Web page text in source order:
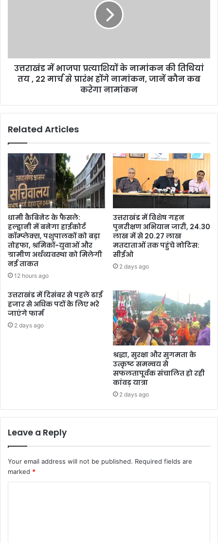
उत्तराखंड में भाजपा प्रत्याशियों के नामांकन की तिथियां
तय , 22 मार्च से प्रारंभ होंगे नामांकन, जानें कौन कब
करेगा नामांकन
Related Articles
धामी कैबिनेट के फैसले:
हल्द्वानी में बनेगा हाईकोर्ट
कॉम्प्लेक्स, पशुपालकों को बड़ा
तोहफा, श्रमिकों-युवाओं और
ग्रामीण अर्थव्यवस्था को मिलेगी
नई ताकत
12 hours ago
उत्तराखंड में विशेष गहन
पुनरीक्षण अभियान जारी, 24.30
लाख में से 20.27 लाख
मतदाताओं तक पहुंचे नोटिस:
सीईओ
2 days ago
उत्तराखंड में दिसंबर से पहले ढाई
हजार से अधिक पदों के लिए भरे
जाएंगे फार्म
2 days ago
श्रद्धा, सुरक्षा और सुगमता के
उत्कृष्ट समन्वय से
सफलतापूर्वक संचालित हो रही
कांवड़ यात्रा
2 days ago
Leave a Reply
Your email address will not be published. Required fields are
marked *